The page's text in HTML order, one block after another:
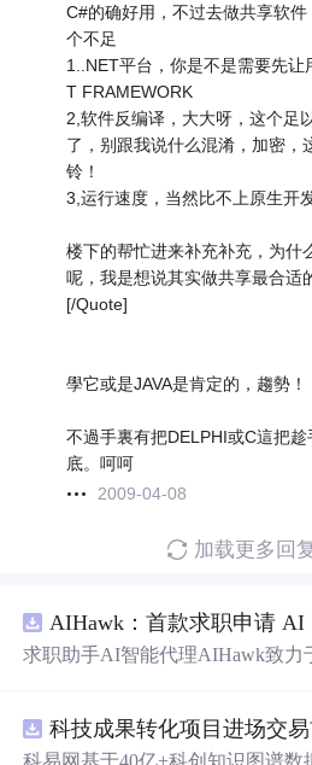
C#的确好用，不过去做共享软
个不足
1..NET平台，你是不是需要先让
T FRAMEWORK
2,软件反编译，大大呀，这个足
了，别跟我说什么混淆，加密，
铃！
3,运行速度，当然比不上原生开
楼下的帮忙进来补充补充，为什
呢，我是想说其实做共享最合适
[/Quote]
學它或是JAVA是肯定的，趨勢！
不過手裏有把DELPHI或C這把
底。呵呵
2009-04-08
加载更多回
AIHawk：首款求职申请 AI
求职助手AI智能代理AIHawk致力
科易网基于40亿+科创知识图谱数